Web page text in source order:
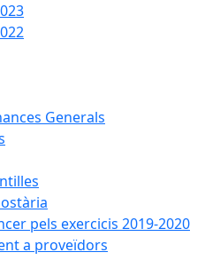
Generals
pels exercicis 2019-2020
a proveïdors